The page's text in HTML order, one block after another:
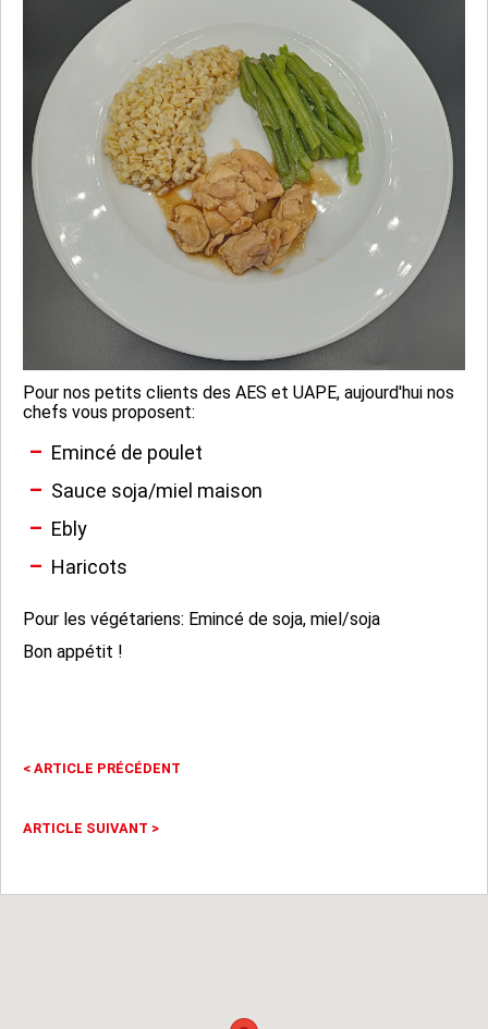
Pour nos petits clients des AES et UAPE, aujourd'hui nos
chefs vous proposent:
Emincé de poulet
Sauce soja/miel maison
Ebly
Haricots
Pour les végétariens: Emincé de soja, miel/soja
Bon appétit !
< ARTICLE PRÉCÉDENT
ARTICLE SUIVANT >